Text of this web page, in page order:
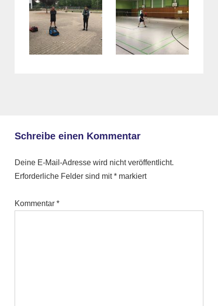
Schreibe einen Kommentar
Deine E-Mail-Adresse wird nicht veröffentlicht.
Erforderliche Felder sind mit* markiert
Kommentar *